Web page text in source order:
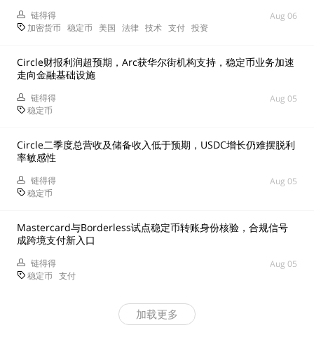
链得得
Aug 06
加密货币 稳定币 美国 法律 技术 支付 投资
Circle财报利润超预期，Arc获华尔街机构支持，稳定币业务加速
走向金融基础设施
链得得
Aug 05
稳定币
Circle二季度总营收及储备收入低于预期，USDC增长仍难摆脱利
率敏感性
链得得
Aug 05
稳定币
Mastercard与Borderless试点稳定币转账身份核验，合规信号
成跨境支付新入口
链得得
Aug 05
稳定币 支付
加载更多